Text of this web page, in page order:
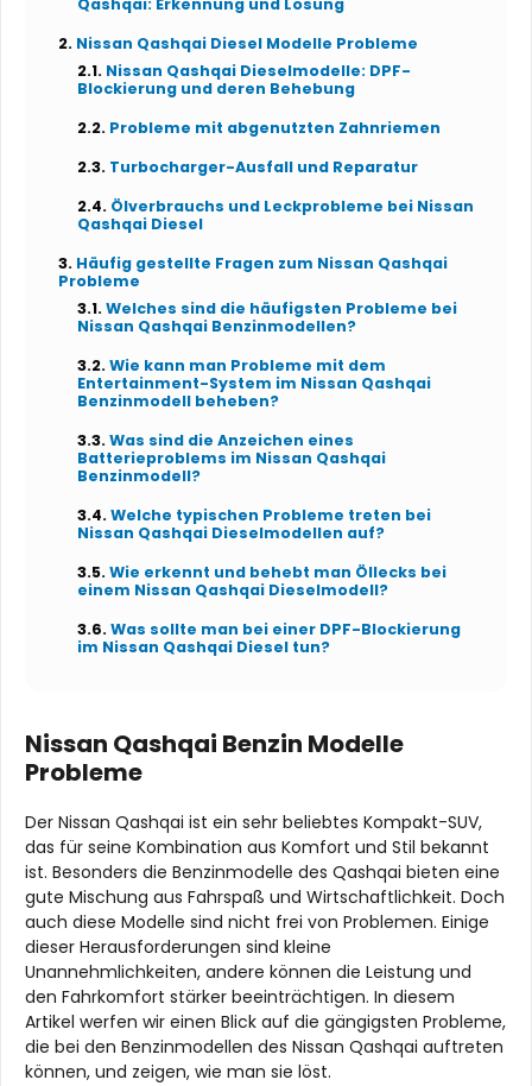
Qashqai: Erkennung und Lösung
Nissan Qashqai Diesel Modelle Probleme
Nissan Qashqai Dieselmodelle: DPF-
Blockierung und deren Behebung
Probleme mit abgenutzten Zahnriemen
Turbocharger-Ausfall und Reparatur
Ölverbrauchs und Leckprobleme bei Nissan
Qashqai Diesel
Häufig gestellte Fragen zum Nissan Qashqai
Probleme
Welches sind die häufigsten Probleme bei
Nissan Qashqai Benzinmodellen?
Wie kann man Probleme mit dem
Entertainment-System im Nissan Qashqai
Benzinmodell beheben?
Was sind die Anzeichen eines
Batterieproblems im Nissan Qashqai
Benzinmodell?
Welche typischen Probleme treten bei
Nissan Qashqai Dieselmodellen auf?
Wie erkennt und behebt man Öllecks bei
einem Nissan Qashqai Dieselmodell?
Was sollte man bei einer DPF-Blockierung
im Nissan Qashqai Diesel tun?
Nissan Qashqai Benzin Modelle
Probleme
Der Nissan Qashqai ist ein sehr beliebtes Kompakt-SUV,
das für seine Kombination aus Komfort und Stil bekannt
ist. Besonders die Benzinmodelle des Qashqai bieten eine
gute Mischung aus Fahrspaß und Wirtschaftlichkeit. Doch
auch diese Modelle sind nicht frei von Problemen. Einige
dieser Herausforderungen sind kleine
Unannehmlichkeiten, andere können die Leistung und
den Fahrkomfort stärker beeinträchtigen. In diesem
Artikel werfen wir einen Blick auf die gängigsten Probleme,
die bei den Benzinmodellen des Nissan Qashqai auftreten
können, und zeigen, wie man sie löst.